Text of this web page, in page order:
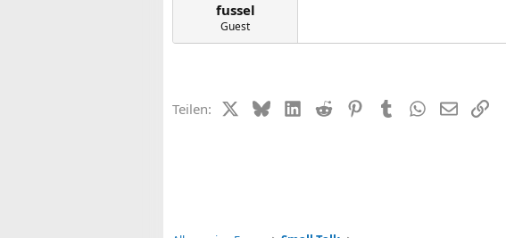
fussel
Guest
Teilen: X (Twitter)
BlueskyLinkedIn
Reddit PinterestTumblrWhatsApp
E-MailLink